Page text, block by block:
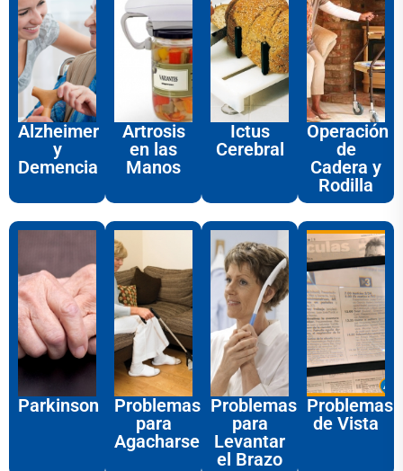
Alzheimer
y
Demencia
Artrosis
en las
Manos
Ictus
Cerebral
Operación
de
Cadera y
Rodilla
Parkinson
Problemas
para
Agacharse
Problemas
para
Levantar
el Brazo
Problemas
de Vista